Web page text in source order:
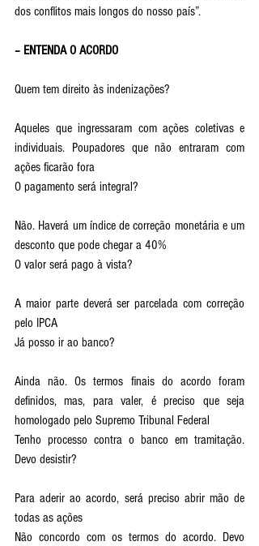
dos conflitos mais longos do nosso país”.
– ENTENDA O ACORDO
Quem tem direito às indenizações?
Aqueles que ingressaram com ações coletivas e
individuais. Poupadores que não entraram com
ações ficarão fora
O pagamento será integral?
Não. Haverá um índice de correção monetária e um
desconto que pode chegar a 40%
O valor será pago à vista?
A maior parte deverá ser parcelada com correção
pelo IPCA
Já posso ir ao banco?
Ainda não. Os termos finais do acordo foram
definidos, mas, para valer, é preciso que seja
homologado pelo Supremo Tribunal Federal
Tenho processo contra o banco em tramitação.
Devo desistir?
Para aderir ao acordo, será preciso abrir mão de
todas as ações
Não concordo com os termos do acordo. Devo